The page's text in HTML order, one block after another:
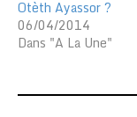
Otèth Ayassor ?
06/04/2014
Dans "A La Une"